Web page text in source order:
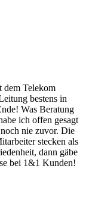
dem Telekom
bestens in
Was Beratung
ich offen gesagt
nie zuvor. Die
stecken als
dann gäbe
bei 1&1 Kunden!